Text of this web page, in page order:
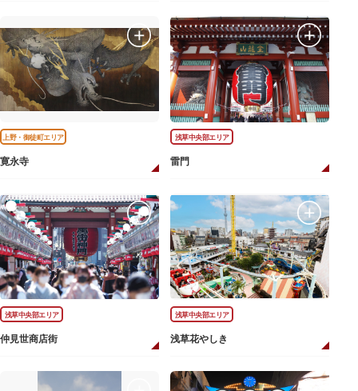
上野・御徒町エリア
寛永寺
浅草中央部エリア
雷門
浅草中央部エリア
仲見世商店街
浅草中央部エリア
浅草花やしき